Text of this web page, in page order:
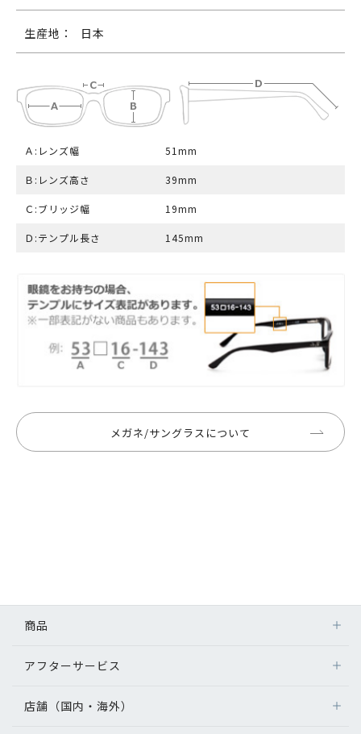
生産地： 日本
Ａ:レンズ幅 51mm
Ｂ:レンズ高さ 39mm
Ｃ:ブリッジ幅 19mm
Ｄ:テンプル長さ 145mm
メガネ/サングラスについて
商品
アフターサービス
店舗（国内・海外）